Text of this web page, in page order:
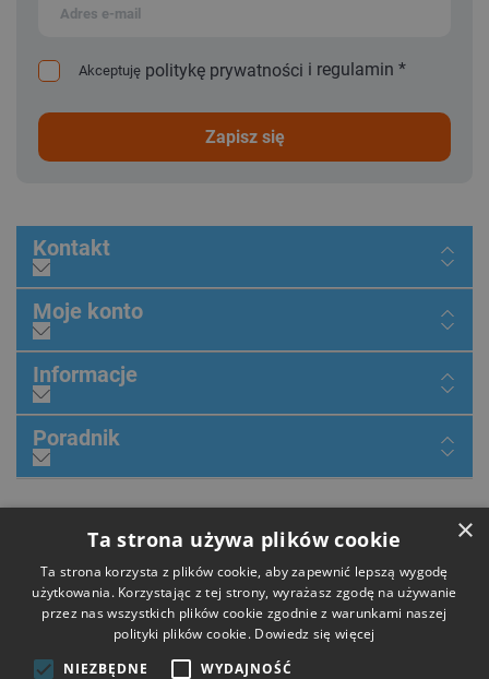
Akceptuję politykę prywatności i regulamin *
zapisz się
Kontakt
Moje konto
Informacje
Poradnik
Płatności
×
Ta strona używa plików cookie
Ta strona korzysta z plików cookie, aby zapewnić lepszą wygodę
użytkowania. Korzystając z tej strony, wyrażasz zgodę na używanie
przez nas wszystkich plików cookie zgodnie z warunkami naszej
polityki plików cookie. Dowiedz się więcej
NIEZBĘDNE
WYDAJNOŚĆ